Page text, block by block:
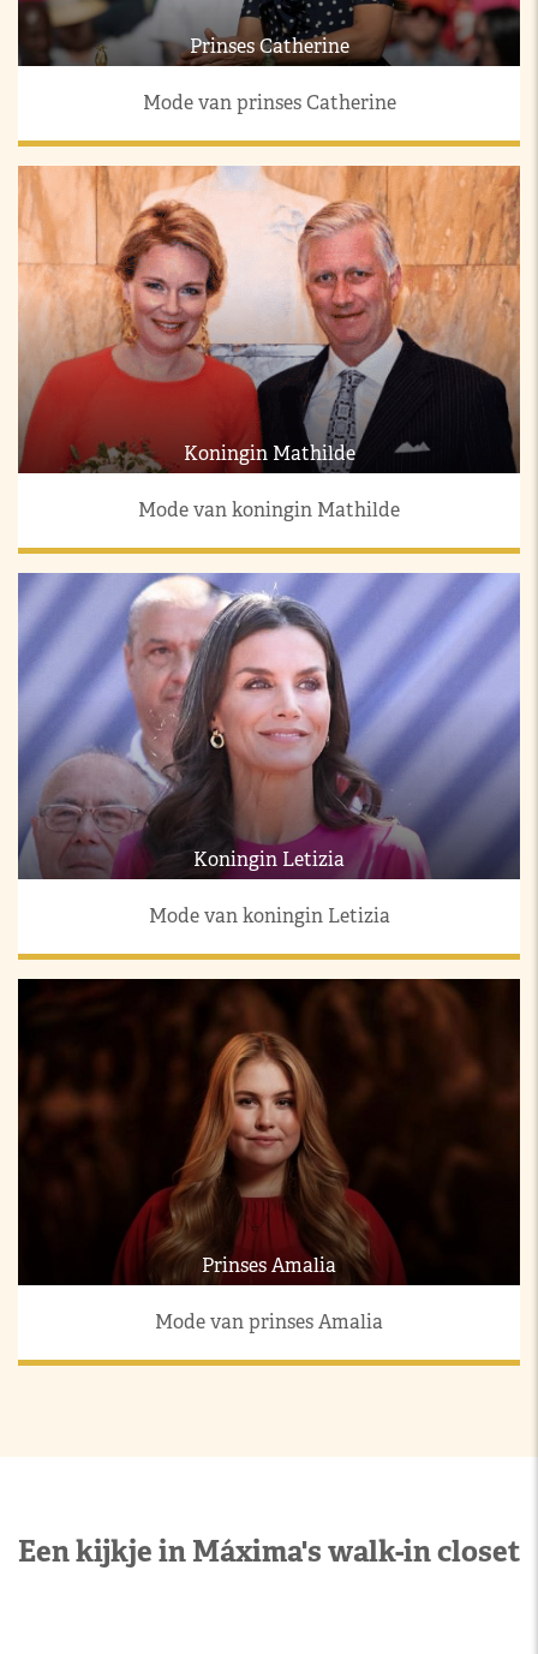
Prinses Catherine
Mode van prinses Catherine
Koningin Mathilde
Mode van koningin Mathilde
Koningin Letizia
Mode van koningin Letizia
Prinses Amalia
Mode van prinses Amalia
Een kijkje in Máxima's walk-in closet